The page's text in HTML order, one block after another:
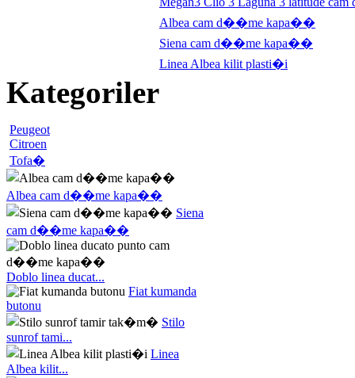
Albea cam d��me kapa��
Siena cam d��me kapa��
Linea Albea kilit plasti�i
Kategoriler
Peugeot
Citroen
Tofa�
Albea cam d��me kapa��
Siena
cam d��me kapa��
Doblo linea ducat...
Fiat kumanda
butonu
Stilo
sunrof tami...
Linea
Albea kilit...